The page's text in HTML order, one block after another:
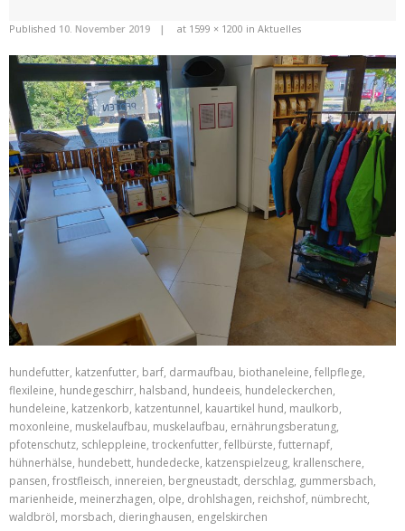
Published 10. November 2019 at 1599 × 1200 in Aktuelles
hundefutter, katzenfutter, barf, darmaufbau, biothaneleine, fellpflege,
flexileine, hundegeschirr, halsband, hundeeis, hundeleckerchen,
hundeleine, katzenkorb, katzentunnel, kauartikel hund, maulkorb,
moxonleine, muskelaufbau, muskelaufbau, ernährungsberatung,
pfotenschutz, schleppleine, trockenfutter, fellbürste, futternapf,
hühnerhälse, hundebett, hundedecke, katzenspielzeug, krallenschere,
pansen, frostfleisch, innereien, bergneustadt, derschlag, gummersbach,
marienheide, meinerzhagen, olpe, drohlshagen, reichshof, nümbrecht,
waldbröl, morsbach, dieringhausen, engelskirchen